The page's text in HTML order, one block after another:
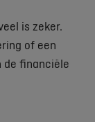
is zeker.
of een
de financiële